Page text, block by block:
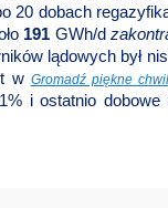
20 dobach
191 GWh/d
lądowych był
w Gromadź piękne
i ostatnio